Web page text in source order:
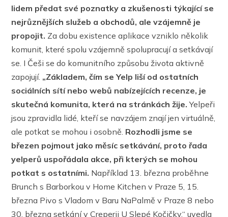
lidem předat své poznatky a zkušenosti týkající se
nejrůznějších služeb a obchodů, ale vzájemně je
propojit. Za dobu existence aplikace vzniklo několik
komunit, které spolu vzájemně spolupracují a setkávají
se. I Češi se do komunitního způsobu života aktivně
zapojují. „Základem, čím se Yelp liší od ostatních
sociálních sítí nebo webů nabízejících recenze, je
skutečná komunita, která na stránkách žije.Yelpeři
jsou zpravidla lidé, kteří se navzájem znají jen virtuálně,
ale potkat se mohou i osobně. Rozhodli jsme se
březen pojmout jako měsíc setkávání, proto řada
yelperů uspořádala akce, při kterých se mohou
potkat s ostatními. Například 13. března proběhne
Brunch s Barborkou v Home Kitchen v Praze 5, 15.
března Pivo s Vladom v Baru NaPalmě v Praze 8 nebo
30. března setkání v Creperii U Slepé Kočičky,“ uvedla